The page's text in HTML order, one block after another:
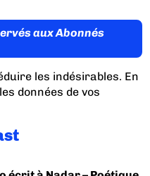
aux Abonnés
les indésirables. En
données de vos